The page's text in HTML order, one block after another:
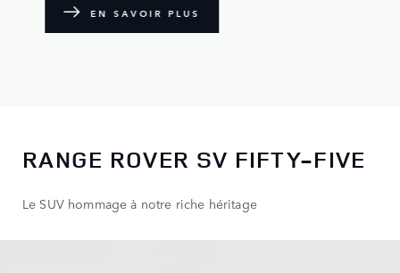
EN SAVOIR PLUS
RANGE ROVER SV FIFTY-FIVE
Le SUV hommage à notre riche héritage